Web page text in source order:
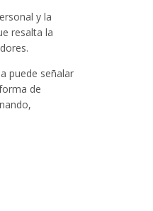
y la
resalta la
puede señalar
de